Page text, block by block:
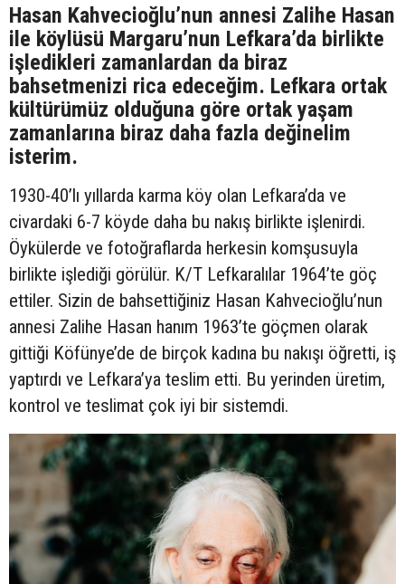
Hasan Kahvecioğlu’nun annesi Zalihe Hasan
ile köylüsü Margaru’nun Lefkara’da birlikte
işledikleri zamanlardan da biraz
bahsetmenizi rica edeceğim. Lefkara ortak
kültürümüz olduğuna göre ortak yaşam
zamanlarına biraz daha fazla değinelim
isterim.
1930-40’lı yıllarda karma köy olan Lefkara’da ve
civardaki 6-7 köyde daha bu nakış birlikte işlenirdi.
Öykülerde ve fotoğraflarda herkesin komşusuyla
birlikte işlediği görülür. K/T Lefkaralılar 1964’te göç
ettiler. Sizin de bahsettiğiniz Hasan Kahvecioğlu’nun
annesi Zalihe Hasan hanım 1963’te göçmen olarak
gittiği Köfünye’de de birçok kadına bu nakışı öğretti, iş
yaptırdı ve Lefkara’ya teslim etti. Bu yerinden üretim,
kontrol ve teslimat çok iyi bir sistemdi.